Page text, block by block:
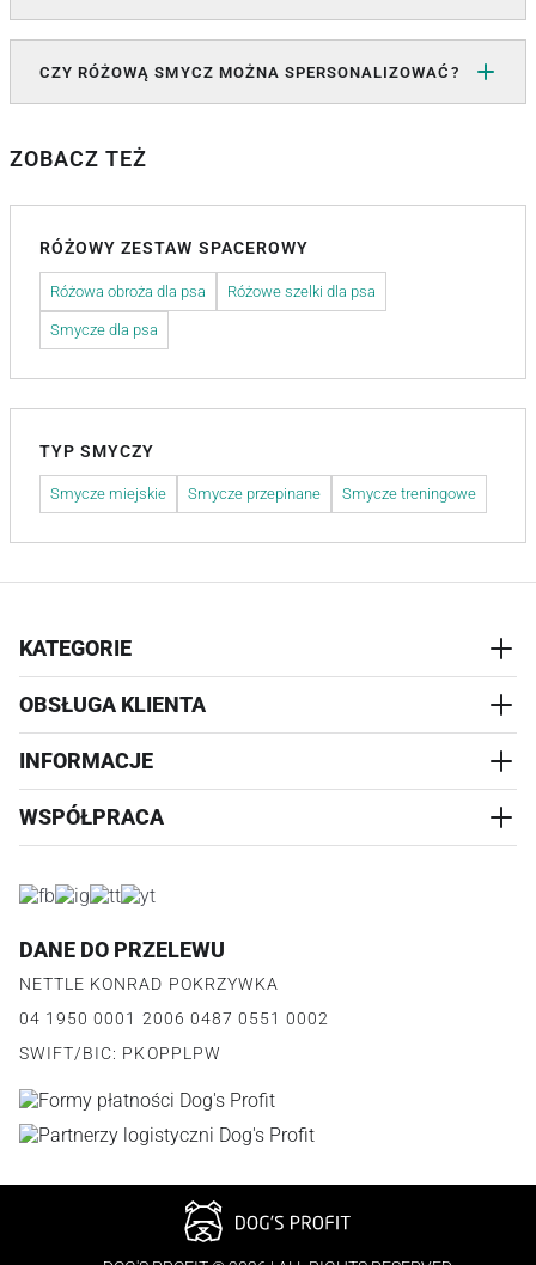
CZY RÓŻOWĄ SMYCZ MOŻNA SPERSONALIZOWAĆ?
ZOBACZ TEŻ
RÓŻOWY ZESTAW SPACEROWY
Różowa obroża dla psa Różowe szelki dla psa
Smycze dla psa
TYP SMYCZY
Smycze miejskie Smycze przepinane Smycze treningowe
KATEGORIE
AKCESORIA
WYPRZEDAŻ
OBSŁUGA KLIENTA
REALIZACJA I WYSYŁKA
WYMIANA
PŁATNOŚCI
FAQ
INFORMACJE
KONTAKT
O PRODUKCIE
WSPÓŁPRACA
JAK DZIAŁA PROGRAM
REGULAMIN PROGRAMU
POLITYKA PRYWATNOŚCI PROGRAMU
DANE DO PRZELEWU
NETTLE KONRAD POKRZYWKA
04 1950 0001 2006 0487 0551 0002
SWIFT/BIC: PKOPPLPW